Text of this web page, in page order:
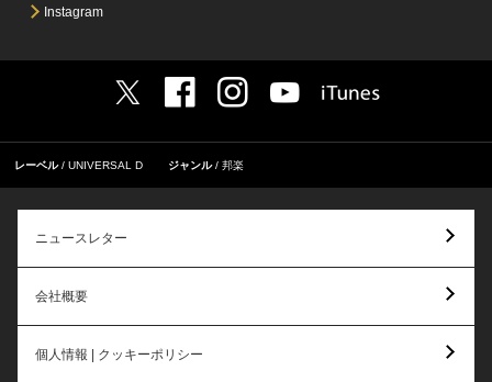
Instagram
レーベル UNIVERSAL D ジャンル 邦楽
ニュースレター
会社概要
個人情報 | クッキーポリシー